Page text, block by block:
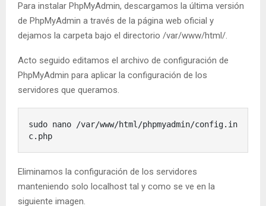
Para instalar PhpMyAdmin, descargamos la última versión
de PhpMyAdmin a través de la página web oficial y
dejamos la carpeta bajo el directorio /var/www/html/.
Acto seguido editamos el archivo de configuración de
PhpMyAdmin para aplicar la configuración de los
servidores que queramos.
sudo nano /var/www/html/phpmyadmin/config.in
c.php
Eliminamos la configuración de los servidores
manteniendo solo localhost tal y como se ve en la
siguiente imagen.